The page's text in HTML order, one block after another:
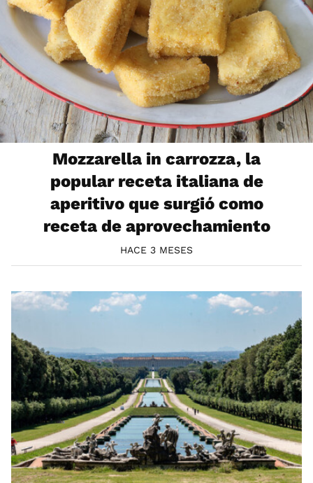
Mozzarella in carrozza, la
popular receta italiana de
aperitivo que surgió como
receta de aprovechamiento
HACE 3 MESES